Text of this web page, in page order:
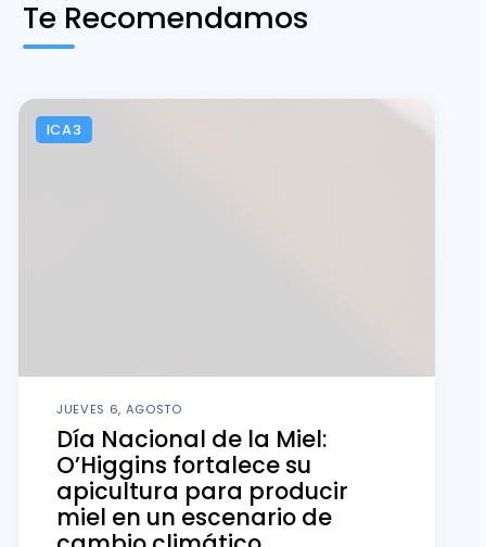
Te Recomendamos
ICA3
JUEVES 6, AGOSTO
Día Nacional de la Miel:
O’Higgins fortalece su
apicultura para producir
miel en un escenario de